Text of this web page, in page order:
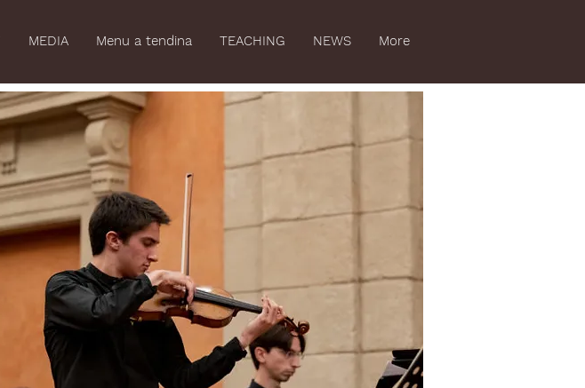
MEDIA Menu a tendina TEACHING NEWS More